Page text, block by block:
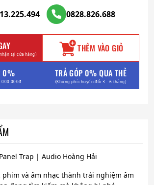
0828.826.688
tại cửa hàng) THÊM VÀO GIỎ
0% TRẢ GÓP 0% QUA THẺ
(Không phí chuyển đổi 3 - 6 tháng)
Trap | Audio Hoàng Hải
phim và âm nhạc thành trải nghiệm âm